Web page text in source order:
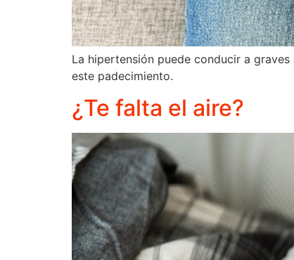
La hipertensión puede conducir a
este padecimiento.
¿Te falta el aire?